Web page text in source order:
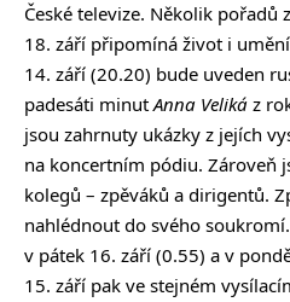
České televize. Několik pořadů
18. září připomíná život i umění
14. září (20.20) bude uveden
padesáti minutAnna Veliká z
jsou zahrnuty ukázky z jejích
na koncertním pódiu. Zároveň
kolegů – zpěváků a dirigentů.
nahlédnout do svého
v pátek 16. září (0.55) a v
15. září pak ve stejném